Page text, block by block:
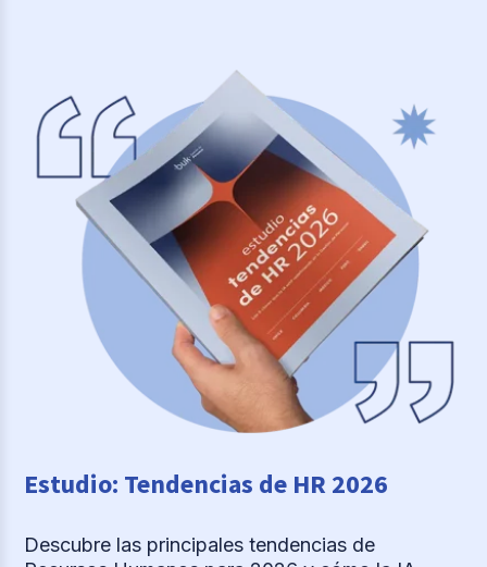
Estudio: Tendencias de HR 2026
Descubre las principales tendencias de